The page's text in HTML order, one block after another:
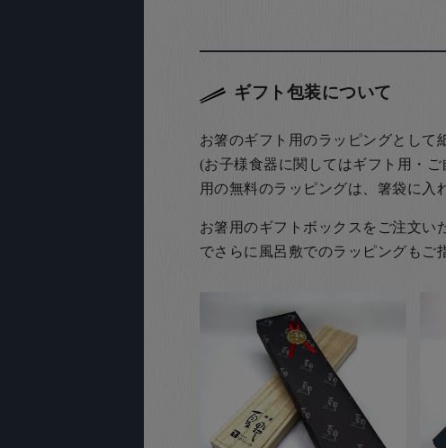
ギフト包装について
お箸のギフト用のラッピングとして
(お子様食器に関してはギフト用・
用の無料のラッピングは、箸袋に入
お箸用のギフトボックスをご注文い
でさらに風呂敷でのラッピングもご